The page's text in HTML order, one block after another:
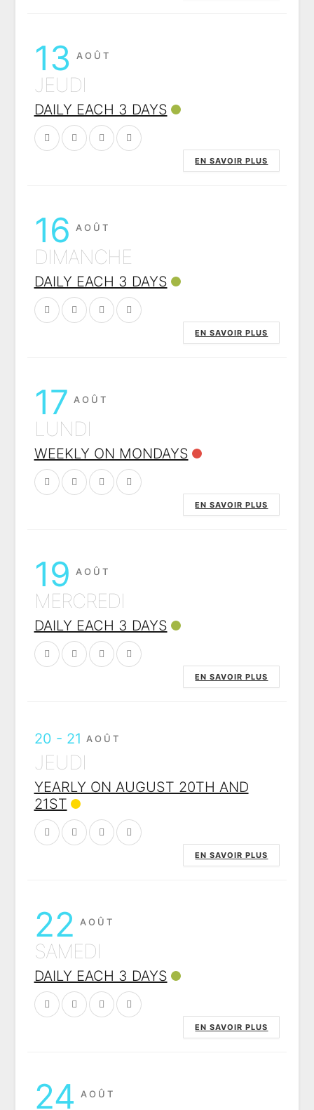
13 AOÛT
JEUDI
DAILY EACH 3 DAYS
EN SAVOIR PLUS
16 AOÛT
DIMANCHE
DAILY EACH 3 DAYS
EN SAVOIR PLUS
17 AOÛT
LUNDI
WEEKLY ON MONDAYS
EN SAVOIR PLUS
19 AOÛT
MERCREDI
DAILY EACH 3 DAYS
EN SAVOIR PLUS
20 - 21 AOÛT
JEUDI
YEARLY ON AUGUST 20TH AND
21ST
EN SAVOIR PLUS
22 AOÛT
SAMEDI
DAILY EACH 3 DAYS
EN SAVOIR PLUS
24 AOÛT